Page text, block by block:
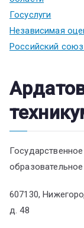
Госуслуги
Независимая
Российский
607130,
д. 48